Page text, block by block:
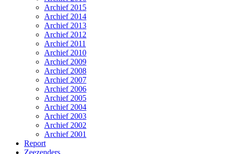
Archief 2015
Archief 2014
Archief 2013
Archief 2012
Archief 2011
Archief 2010
Archief 2009
Archief 2008
Archief 2007
Archief 2006
Archief 2005
Archief 2004
Archief 2003
Archief 2002
Archief 2001
Report
Zeezenders